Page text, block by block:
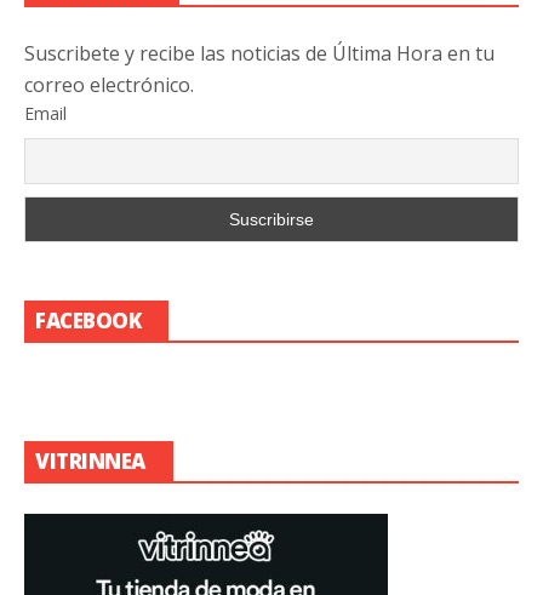
Suscribete y recibe las noticias de Última Hora en tu
correo electrónico.
Email
FACEBOOK
VITRINNEA